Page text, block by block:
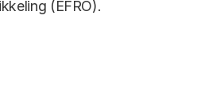
(EFRO).